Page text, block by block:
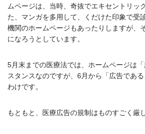
ムページは、当時、奇抜でエキセントリッ
た、マンガを多用して、くだけた印象で受
機関のホームページもあったりしますが、
になろうとしています。
5月末までの医療法では、ホームページは
スタンスなのですが、6月から「広告であ
わけです。
もともと、医療広告の規制はものすごく厳